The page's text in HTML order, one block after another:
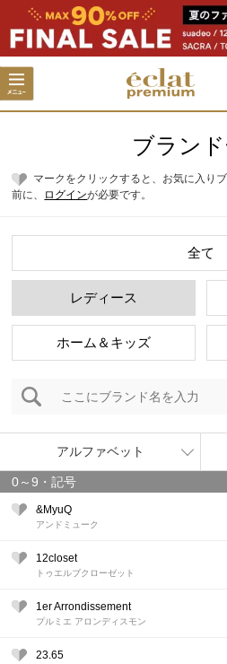
ブラン
マークをクリックすると、お気に入り
前に、
ログインが必要です。
全て
レディース
ホーム＆キッズ
アルファベット
0～9・記号
&MyuQ
アンドミューク
12closet
トゥエルブクローゼット
1er Arrondissement
プルミエ アロンディスモン
23.65